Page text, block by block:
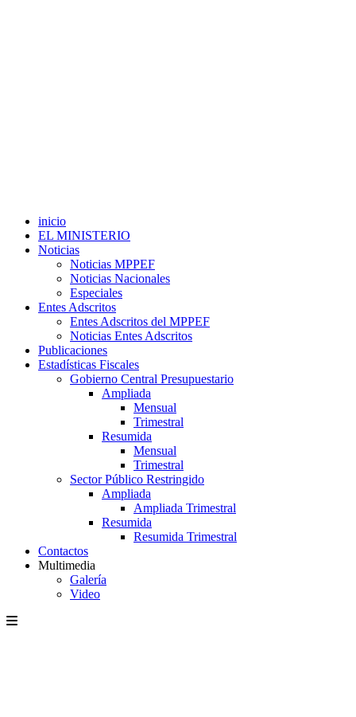
inicio
EL MINISTERIO
Noticias
Noticias MPPEF
Noticias Nacionales
Especiales
Entes Adscritos
Entes Adscritos del MPPEF
Noticias Entes Adscritos
Publicaciones
Estadísticas Fiscales
Gobierno Central Presupuestario
Ampliada
Mensual
Trimestral
Resumida
Mensual
Trimestral
Sector Público Restringido
Ampliada
Ampliada Trimestral
Resumida
Resumida Trimestral
Contactos
Multimedia
Galería
Video